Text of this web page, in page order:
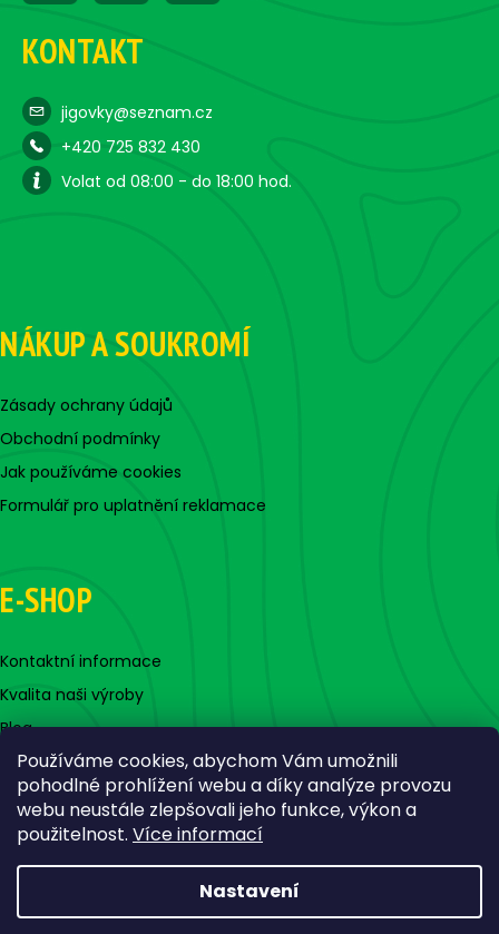
Používáme cookies, abychom Vám umožnili
pohodlné prohlížení webu a díky analýze provozu
webu neustále zlepšovali jeho funkce, výkon a
použitelnost. Více informací
Nastavení
KONTAKT
jigovky@seznam.cz
+420 725 832 430
Volat od 08:00 - do 18:00 hod.
NÁKUP A SOUKROMÍ
Zásady ochrany údajů
Obchodní podmínky
Jak používáme cookies
Formulář pro uplatnění reklamace
E-SHOP
Kontaktní informace
Kvalita naši výroby
Blog